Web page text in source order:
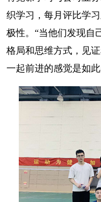
织学习，每月评比学
极性。“当他们发现自
格局和思维方式，见
一起前进的感觉是如